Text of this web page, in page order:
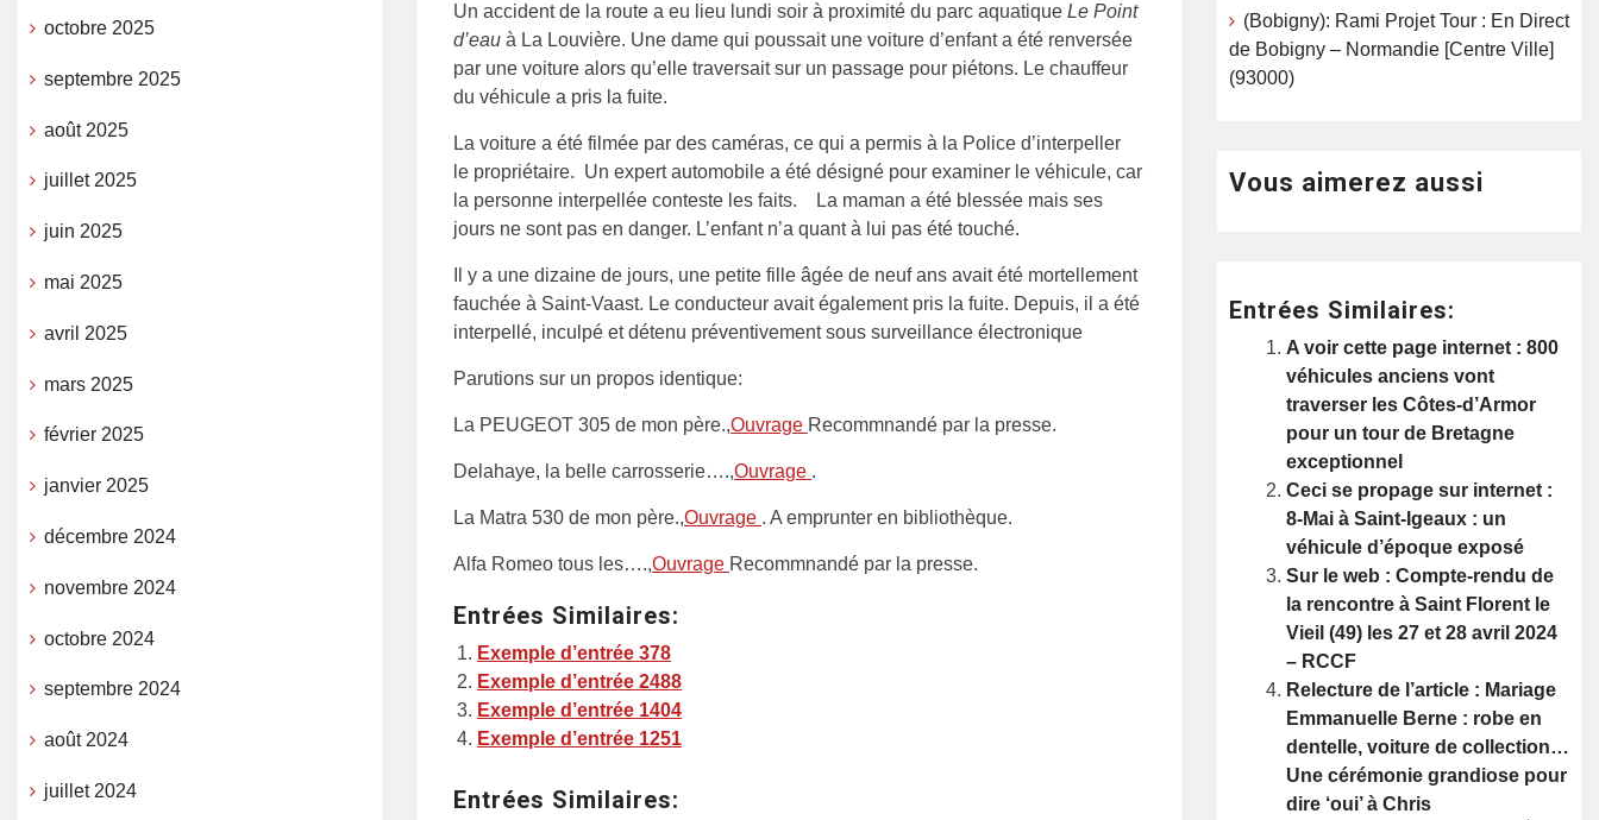
Un accident de la route a eu lieu lundi soir à proximité du parc aquatique Le Point
d’eau à La Louvière. Une dame qui poussait une voiture d’enfant a été renversée
par une voiture alors qu’elle traversait sur un passage pour piétons. Le chauffeur
du véhicule a pris la fuite.
La voiture a été filmée par des caméras, ce qui a permis à la Police d’interpeller
le propriétaire. Un expert automobile a été désigné pour examiner le véhicule, car
la personne interpellée conteste les faits. La maman a été blessée mais ses
jours ne sont pas en danger. L’enfant n’a quant à lui pas été touché.
Il y a une dizaine de jours, une petite fille âgée de neuf ans avait été mortellement
fauchée à Saint-Vaast. Le conducteur avait également pris la fuite. Depuis, il a été
interpellé, inculpé et détenu préventivement sous surveillance électronique
Parutions sur un propos identique:
La PEUGEOT 305 de mon père.,Ouvrage Recommnandé par la presse.
Delahaye, la belle carrosserie….,Ouvrage .
La Matra 530 de mon père.,Ouvrage . A emprunter en bibliothèque.
Alfa Romeo tous les….,Ouvrage Recommnandé par la presse.
Entrées Similaires:
Exemple d’entrée 378
Exemple d’entrée 2488
Exemple d’entrée 1404
Exemple d’entrée 1251
Entrées Similaires:
(Bobigny): Rami Projet Tour : En Direct
de Bobigny – Normandie [Centre Ville]
(93000)
Vous aimerez aussi
Entrées Similaires:
A voir cette page internet : 800
véhicules anciens vont
traverser les Côtes-d’Armor
pour un tour de Bretagne
exceptionnel
Ceci se propage sur internet :
8-Mai à Saint-Igeaux : un
véhicule d’époque exposé
Sur le web : Compte-rendu de
la rencontre à Saint Florent le
Vieil (49) les 27 et 28 avril 2024
– RCCF
Relecture de l’article : Mariage
Emmanuelle Berne : robe en
dentelle, voiture de collection…
Une cérémonie grandiose pour
dire ‘oui’ à Chris
octobre 2025
septembre 2025
août 2025
juillet 2025
juin 2025
mai 2025
avril 2025
mars 2025
février 2025
janvier 2025
décembre 2024
novembre 2024
octobre 2024
septembre 2024
août 2024
juillet 2024